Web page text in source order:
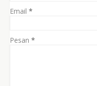
Email *
Pesan *